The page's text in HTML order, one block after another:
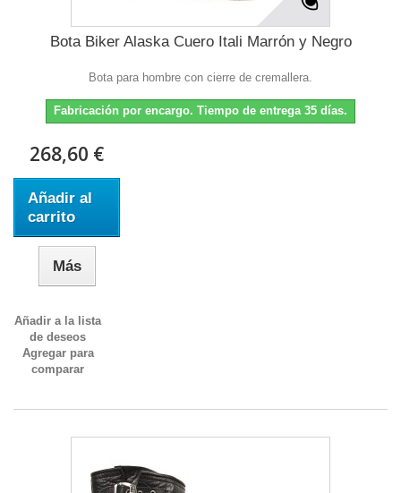
Bota Biker Alaska Cuero Itali Marrón y Negro
Bota para hombre con cierre de cremallera.
Fabricación por encargo. Tiempo de entrega 35 días.
268,60 €
Añadir al
carrito
Más
Añadir a la lista
de deseos
Agregar para
comparar